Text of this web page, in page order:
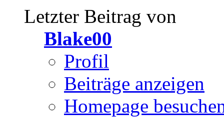
Letzter Beitrag von
Blake00
Profil
Beiträge anzeigen
Homepage